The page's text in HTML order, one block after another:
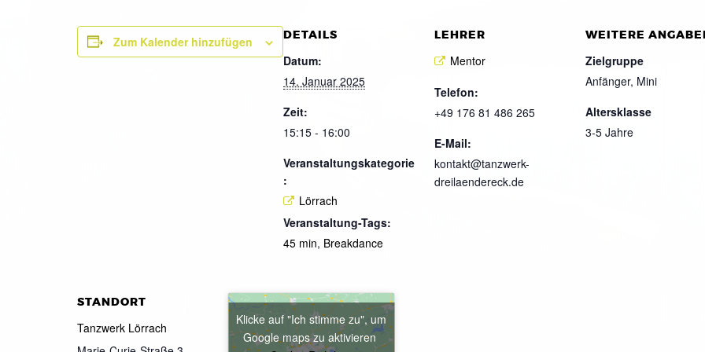
Zum Kalender hinzufügen DETAILS
Datum:
14. Januar 2025
Zeit:
15:15 - 16:00
Veranstaltungskategorie
:
Lörrach
Veranstaltung-Tags:
45 min, Breakdance
LEHRER
Mentor
Telefon:
+49 176 81 486 265
E-Mail:
kontakt@tanzwerk-
dreilaendereck.de
WEITERE
Zielgruppe
Anfänger, Mini
Altersklasse
3-5 Jahre
STANDORT
Tanzwerk Lörrach
Klicke auf "Ich stimme zu", um
Google maps zu aktivieren